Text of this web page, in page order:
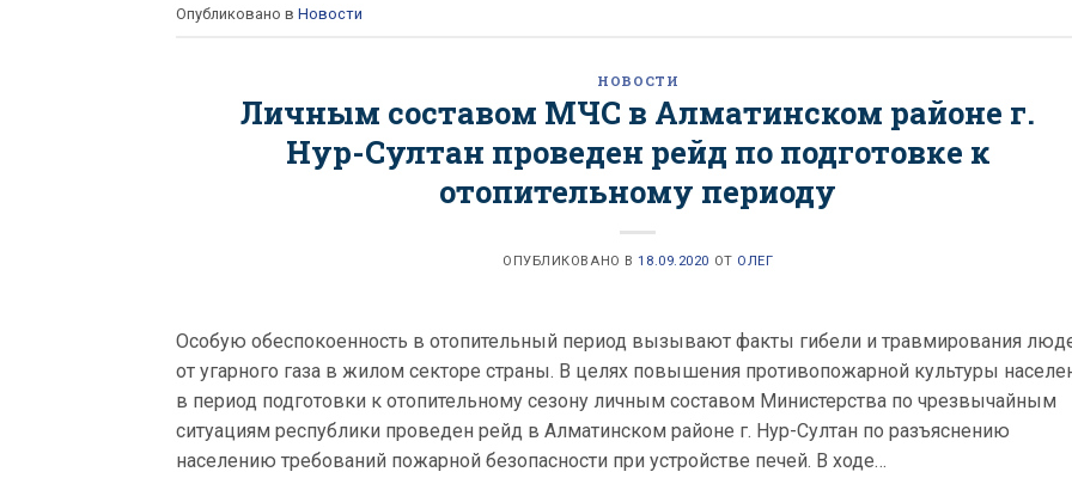
Опубликовано в Новости
НОВОСТИ
Личным составом МЧС в Алматинском районе г.
Нур-Султан проведен рейд по подготовке к
отопительному периоду
ОПУБЛИКОВАНО В18.09.2020 ОТ ОЛЕГ
Особую обеспокоенность в отопительный период вызывают факты гибели и травмирования
от угарного газа в жилом секторе страны. В целях повышения противопожарной культуры
в период подготовки к отопительному сезону личным составом Министерства по чрезвычайным
ситуациям республики проведен рейд в Алматинском районе г. Нур-Султан по разъяснению
населению требований пожарной безопасности при устройстве печей. В ходе…